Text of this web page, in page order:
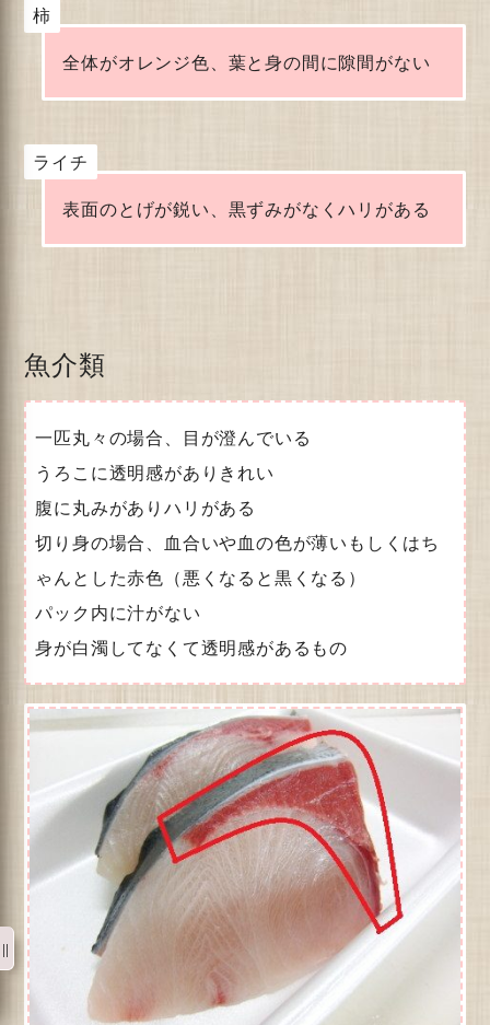
柿
全体がオレンジ色、葉と身の間に隙間がない
ライチ
表面のとげが鋭い、黒ずみがなくハリがある
魚介類
一匹丸々の場合、目が澄んでいる
うろこに透明感がありきれい
腹に丸みがありハリがある
切り身の場合、血合いや血の色が薄いもしくはち
ゃんとした赤色（悪くなると黒くなる）
パック内に汁がない
身が白濁してなくて透明感があるもの